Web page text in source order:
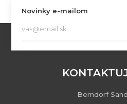
Novinky e-mailom
Berndorf